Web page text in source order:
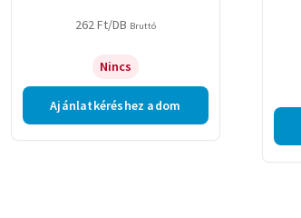
262Ft/DB Bruttó
Nincs
Ajánlatkéréshez adom